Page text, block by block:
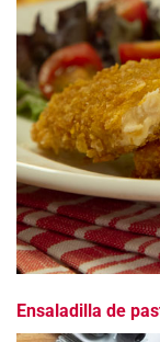
Ensaladilla de